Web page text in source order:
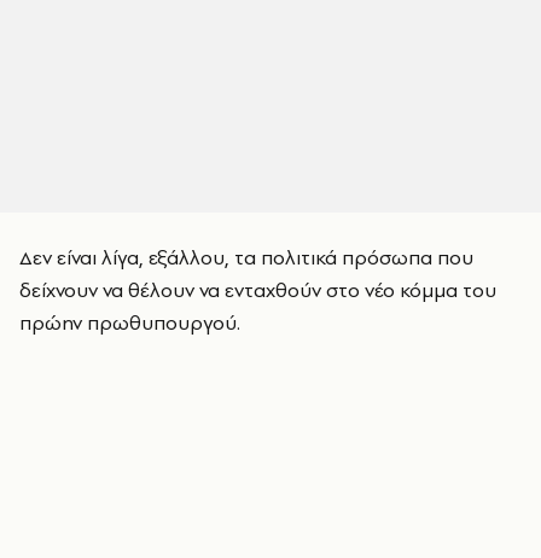
Δεν είναι λίγα, εξάλλου, τα πολιτικά πρόσωπα που
δείχνουν να θέλουν να ενταχθούν στο νέο κόμμα του
πρώην πρωθυπουργού.